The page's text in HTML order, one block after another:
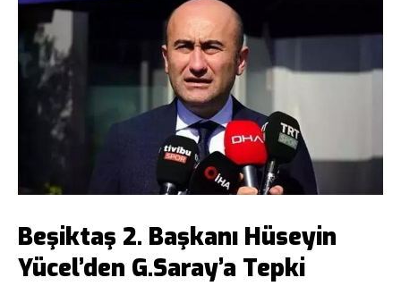
Beşiktaş 2. Başkanı Hüseyin
Yücel’den G.Saray’a Tepki